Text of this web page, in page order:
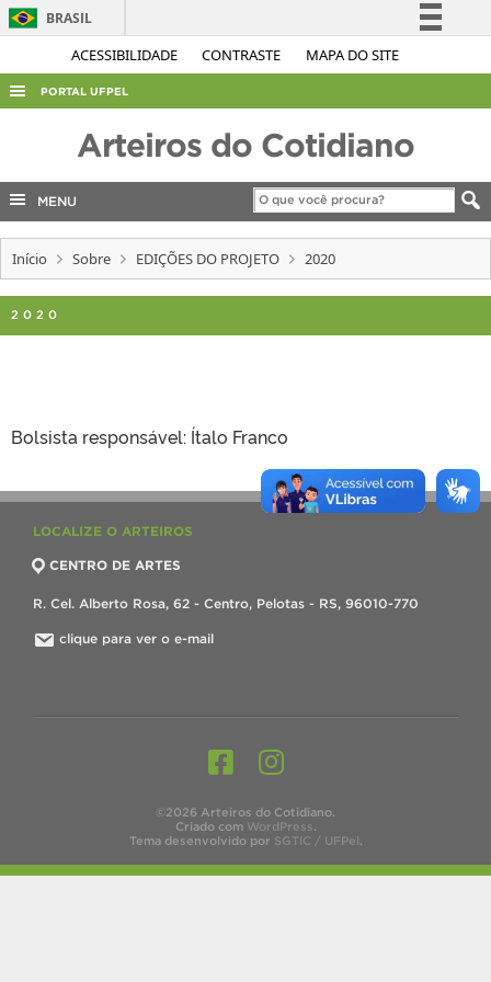
ACESSIBILIDADE CONTRASTE MAPA DO SITE
BRASIL
Simplifique!
Acesso à informação
Legislação
Canais
PORTAL UFPEL
COBALTO
CONCURSOS
EDITAIS
INTERNACIONAL
Arteiros do Cotidiano
MENU
Início Sobre EDIÇÕES DO PROJETO 2020
2020
Bolsista responsável: Ítalo Franco
LOCALIZE O ARTEIROS
CENTRO DE ARTES
R. Cel. Alberto Rosa, 62 - Centro, Pelotas - RS, 96010-770
clique para ver o e-mail
©2026 Arteiros do Cotidiano.
Criado com WordPress.
Tema desenvolvido por SGTIC / UFPel.